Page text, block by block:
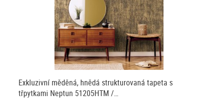
Exkluzivní měděná, hnědá strukturovaná tapeta s
třpytkami Neptun 51205HTM /…